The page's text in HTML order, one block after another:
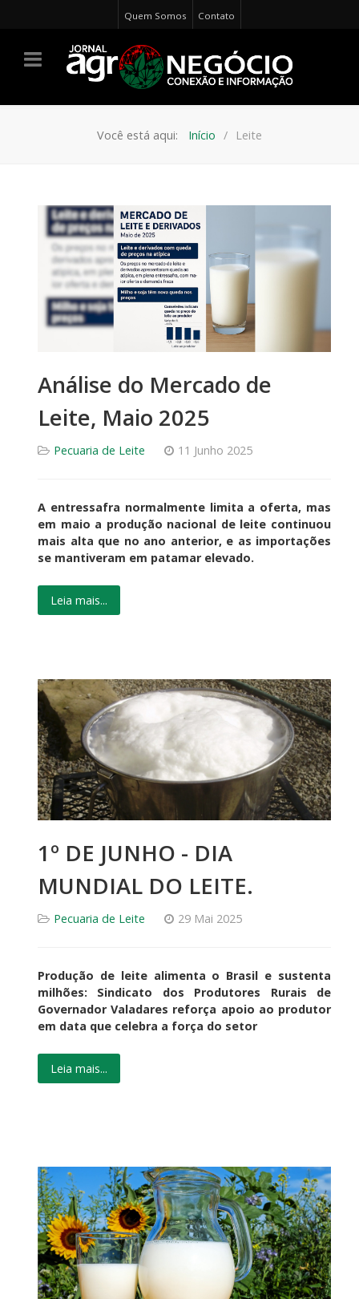
Quem Somos Contato
Você está aqui: Início Leite
Análise do Mercado de
Leite, Maio 2025
Pecuaria de Leite 11 Junho 2025
A entressafra normalmente limita a oferta, mas
em maio a produção nacional de leite continuou
mais alta que no ano anterior, e as importações
se mantiveram em patamar elevado.
Leia mais...
1º DE JUNHO - DIA
MUNDIAL DO LEITE.
Pecuaria de Leite 29 Mai 2025
Produção de leite alimenta o Brasil e sustenta
milhões: Sindicato dos Produtores Rurais de
Governador Valadares reforça apoio ao produtor
em data que celebra a força do setor
Leia mais...